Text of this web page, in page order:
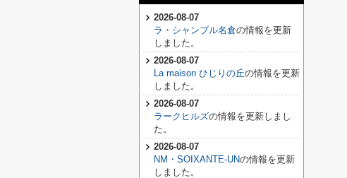
2026-08-07
ラ・シャンブル名倉の情報を更新
しました。
2026-08-07
La maison ひじりの丘の情報を更新
しました。
2026-08-07
ラークヒルズの情報を更新しまし
た。
2026-08-07
NM・SOIXANTE-UNの情報を更新
しました。